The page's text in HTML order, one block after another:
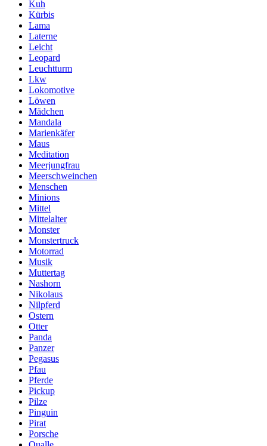
Kuh
Kürbis
Lama
Laterne
Leicht
Leopard
Leuchtturm
Lkw
Lokomotive
Löwen
Mädchen
Mandala
Marienkäfer
Maus
Meditation
Meerjungfrau
Meerschweinchen
Menschen
Minions
Mittel
Mittelalter
Monster
Monstertruck
Motorrad
Musik
Muttertag
Nashorn
Nikolaus
Nilpferd
Ostern
Otter
Panda
Panzer
Pegasus
Pfau
Pferde
Pickup
Pilze
Pinguin
Pirat
Porsche